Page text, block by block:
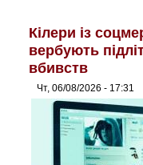
Кілери із
вербують
вбивств
Чт, 06/08/2026 - 17:31